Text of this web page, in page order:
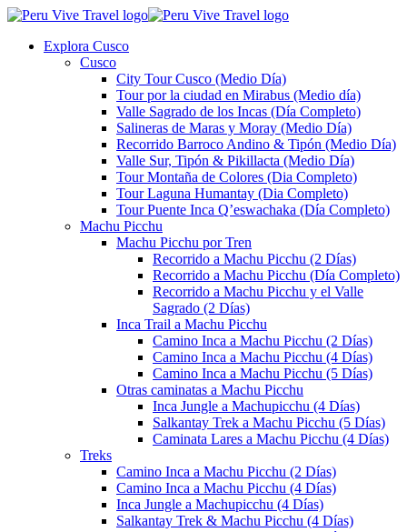
Explora Cusco
Cusco
City Tour Cusco (Medio Día)
Tour por la ciudad en Mirabus (Medio día)
Valle Sagrado de los Incas (Día Completo)
Salineras de Maras y Moray (Medio Día)
Recorrido Barroco Andino & Tipón (Medio Día)
Valle Sur, Tipón & Pikillacta (Medio Día)
Tour Montaña de Colores (Dia Completo)
Tour Laguna Humantay (Dia Completo)
Tour Puente Inca Q’eswachaka (Día Completo)
Machu Picchu
Machu Picchu por Tren
Recorrido a Machu Picchu (2 Días)
Recorrido a Machu Picchu (Día Completo)
Recorrido a Machu Picchu y el Valle
Sagrado (2 Días)
Inca Trail a Machu Picchu
Camino Inca a Machu Picchu (2 Días)
Camino Inca a Machu Picchu (4 Días)
Camino Inca a Machu Picchu (5 Días)
Otras caminatas a Machu Picchu
Inca Jungle a Machupicchu (4 Días)
Salkantay Trek a Machu Picchu (5 Días)
Caminata Lares a Machu Picchu (4 Días)
Treks
Camino Inca a Machu Picchu (2 Días)
Camino Inca a Machu Picchu (4 Días)
Inca Jungle a Machupicchu (4 Días)
Salkantay Trek & Machu Picchu (4 Días)